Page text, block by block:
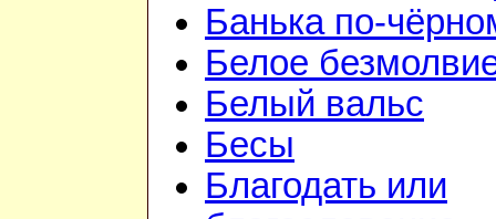
Банька по-
Белое
Белый вальс
Бесы
Благодать или